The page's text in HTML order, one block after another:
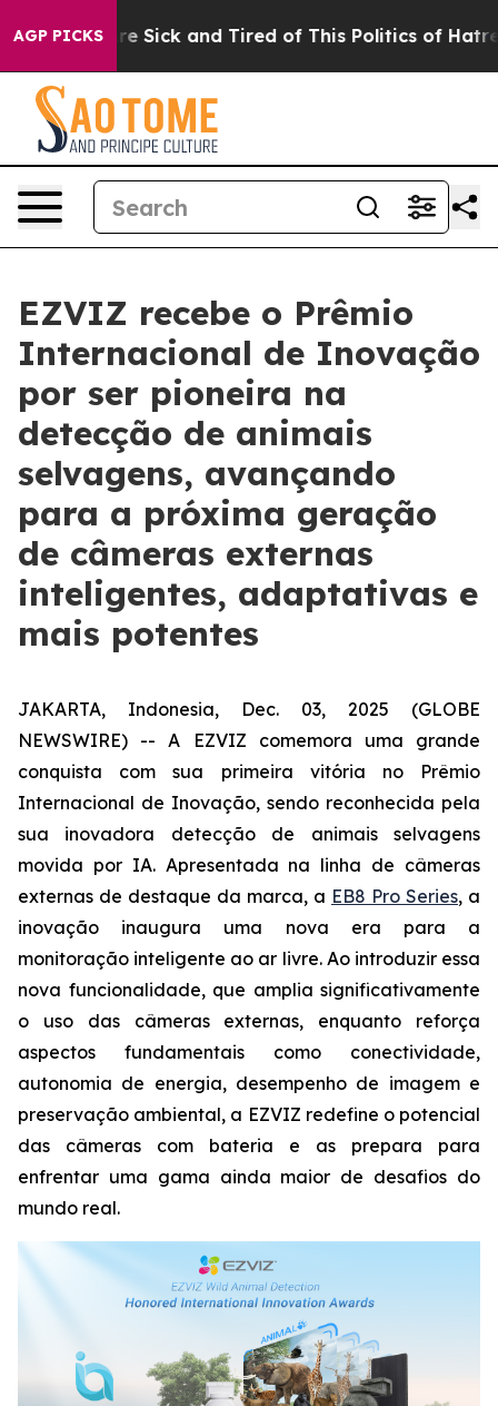
AGP PICKSAre Sick and Tired of This Politics of Hatred”
EZVIZ recebe o Prêmio
Internacional de Inovação
por ser pioneira na
detecção de animais
selvagens, avançando
para a próxima geração
de câmeras externas
inteligentes, adaptativas e
mais potentes
JAKARTA, Indonesia, Dec. 03, 2025 (GLOBE
NEWSWIRE) -- A EZVIZ comemora uma grande
conquista com sua primeira vitória no Prêmio
Internacional de Inovação, sendo reconhecida pela
sua inovadora detecção de animais selvagens
movida por IA. Apresentada na linha de câmeras
externas de destaque da marca, a EB8 Pro Series, a
inovação inaugura uma nova era para a
monitoração inteligente ao ar livre. Ao introduzir essa
nova funcionalidade, que amplia significativamente
o uso das câmeras externas, enquanto reforça
aspectos fundamentais como conectividade,
autonomia de energia, desempenho de imagem e
preservação ambiental, a EZVIZ redefine o potencial
das câmeras com bateria e as prepara para
enfrentar uma gama ainda maior de desafios do
mundo real.